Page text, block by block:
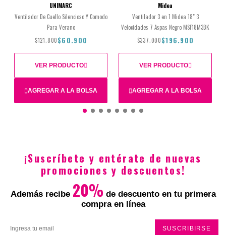
Total
UNIMARC
Ventilador De Cuello Silencioso Y Comodo
Para Verano
$121.800$60.900
AGREGAR A LA BOLSA
VER PRODUCTO
Midea
Ventilador 3 en 1 Midea 18" 3
Velocidades 7 Aspas Negro MSF18M3BK
$337.000$196.900
AGREGAR A LA BOLSA
VER PRODUCTO
¡Suscríbete y entérate de nuevas
promociones y descuentos!
Además recibe 20% de descuento en tu primera
compra en línea
SUSCRIBIRSE